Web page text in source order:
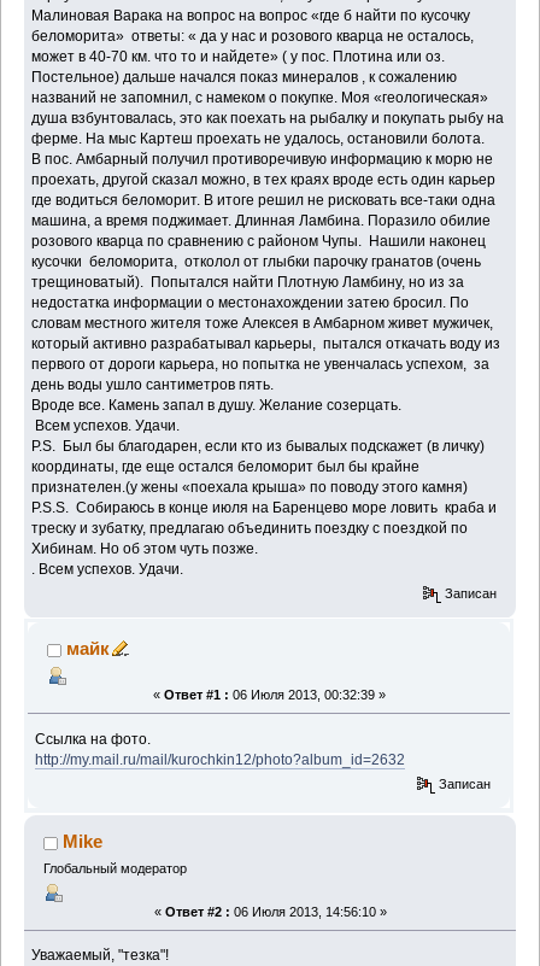
Малиновая Варака на вопрос на вопрос «где б найти по кусочку
беломорита» ответы: « да у нас и розового кварца не осталось,
может в 40-70 км. что то и найдете» ( у пос. Плотина или оз.
Постельное) дальше начался показ минералов , к сожалению
названий не запомнил, с намеком о покупке. Моя «геологическая»
душа взбунтовалась, это как поехать на рыбалку и покупать рыбу на
ферме. На мыс Картеш проехать не удалось, остановили болота.
В пос. Амбарный получил противоречивую информацию к морю не
проехать, другой сказал можно, в тех краях вроде есть один карьер
где водиться беломорит. В итоге решил не рисковать все-таки одна
машина, а время поджимает. Длинная Ламбина. Поразило обилие
розового кварца по сравнению с районом Чупы. Нашили наконец
кусочки беломорита, отколол от глыбки парочку гранатов (очень
трещиноватый). Попытался найти Плотную Ламбину, но из за
недостатка информации о местонахождении затею бросил. По
словам местного жителя тоже Алексея в Амбарном живет мужичек,
который активно разрабатывал карьеры, пытался откачать воду из
первого от дороги карьера, но попытка не увенчалась успехом, за
день воды ушло сантиметров пять.
Вроде все. Камень запал в душу. Желание созерцать.
Всем успехов. Удачи.
Р.S. Был бы благодарен, если кто из бывалых подскажет (в личку)
координаты, где еще остался беломорит был бы крайне
признателен.(у жены «поехала крыша» по поводу этого камня)
P.S.S. Собираюсь в конце июля на Баренцево море ловить краба и
треску и зубатку, предлагаю объединить поездку с поездкой по
Хибинам. Но об этом чуть позже.
. Всем успехов. Удачи.
Записан
майк
« Ответ #1 : 06 Июля 2013, 00:32:39 »
Ссылка на фото.
http://my.mail.ru/mail/kurochkin12/photo?album_id=2632
Записан
Mike
Глобальный модератор
« Ответ #2 : 06 Июля 2013, 14:56:10 »
Уважаемый, "тезка"!